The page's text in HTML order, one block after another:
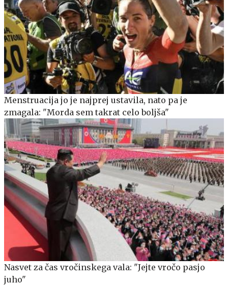
Menstruacija jo je najprej ustavila, nato pa je
zmagala: "Morda sem takrat celo boljša"
Nasvet za čas vročinskega vala: "Jejte vročo pasjo
juho"